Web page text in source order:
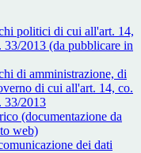
politici di cui all'art. 14,
33/2013 (da pubblicare in
di amministrazione, di
di cui all'art. 14, co.
33/2013
(documentazione da
web)
dei dati